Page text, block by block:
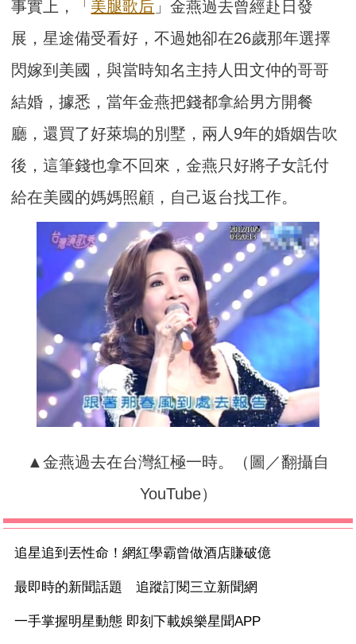
事實上，「 美腿歌后 」金燕過去曾經赴日發
展，星途備受看好，不過她卻在26歲那年選擇
閃嫁到美國，與當時知名主持人田文仲的哥哥
結婚，據悉，當年金燕把錢都拿給男方開餐
廳，還買了好萊塢的別墅，兩人9年的婚姻告吹
後，這筆錢也拿不回來，金燕只好將子女託付
給在美國的媽媽照顧，自己返台找工作。
▲金燕過去在台灣紅極一時。（圖／翻攝自
YouTube）
追星追到丟性命！網紅學霸曾做酒店賺破億
最即時的新聞話題 追蹤訂閱三立新聞網
一手掌握明星動態 即刻下載娛樂星聞APP